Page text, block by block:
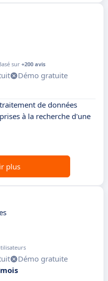
sur +200 avis
Démo gratuite
de données
à la recherche d'une
plus
Démo gratuite